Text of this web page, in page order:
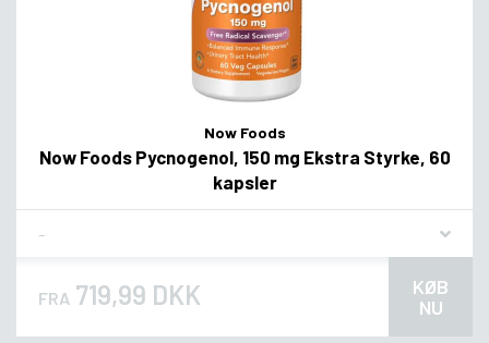
Now Foods
Now Foods Pycnogenol, 150 mg Ekstra Styrke, 60
kapsler
FRA 719,99 DKK
KØB
NU